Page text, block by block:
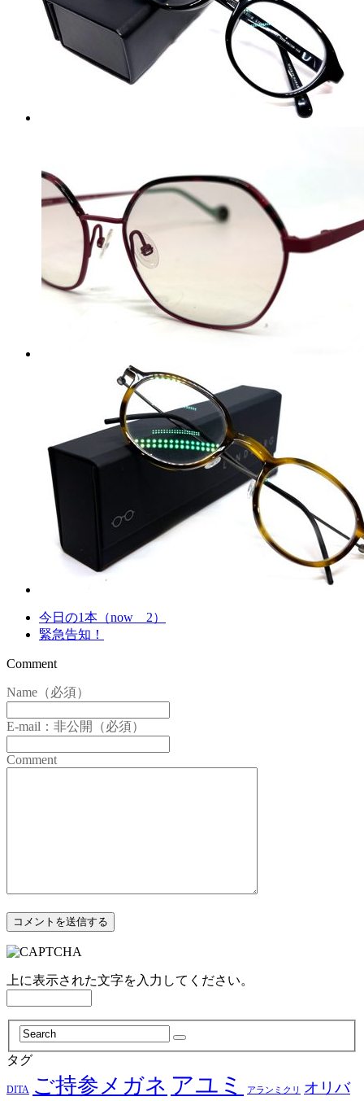
今日の1本（now 2）
緊急告知！
Comment
Name（必須）
E-mail：非公開（必須）
Comment
上に表示された文字を入力してください。
タグ
DITA ご持参メガネ アユミ アランミクリ オリバ